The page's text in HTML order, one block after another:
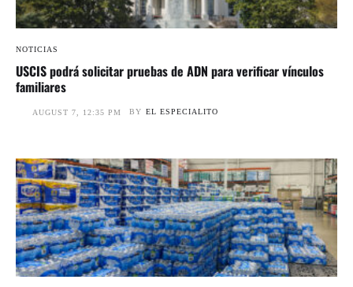
NOTICIAS
USCIS podrá solicitar pruebas de ADN para verificar vínculos
familiares
AUGUST 7, 12:35 PM BY EL ESPECIALITO